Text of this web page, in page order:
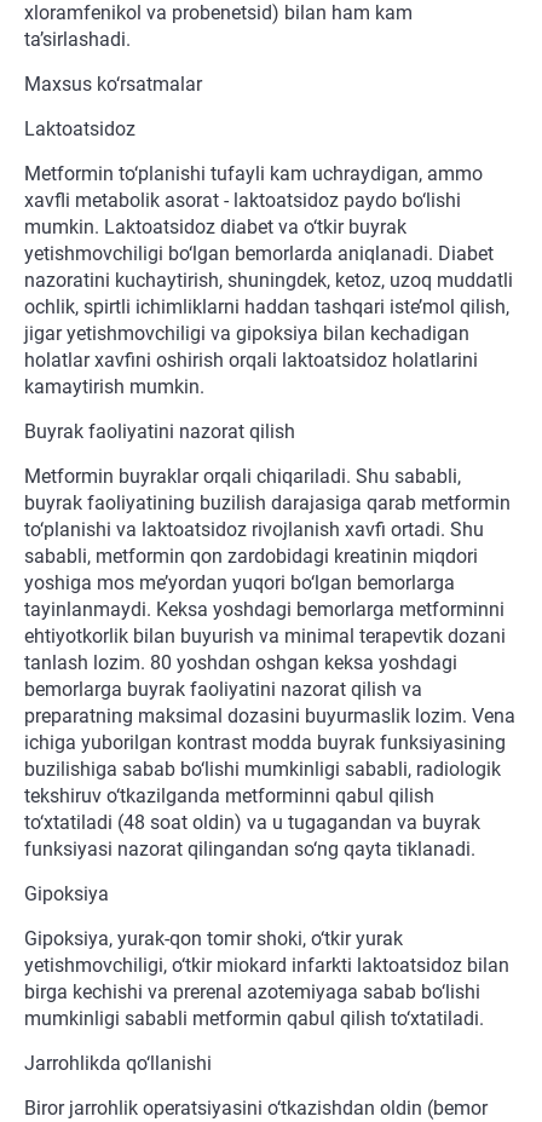
xloramfenikol va probenetsid) bilan ham kam
ta’sirlashadi.
Maxsus ko‘rsatmalar
Laktoatsidoz
Metformin to‘planishi tufayli kam uchraydigan, ammo
xavfli metabolik asorat - laktoatsidoz paydo bo‘lishi
mumkin. Laktoatsidoz diabet va o‘tkir buyrak
yetishmovchiligi bo‘lgan bemorlarda aniqlanadi. Diabet
nazoratini kuchaytirish, shuningdek, ketoz, uzoq muddatli
ochlik, spirtli ichimliklarni haddan tashqari iste’mol qilish,
jigar yetishmovchiligi va gipoksiya bilan kechadigan
holatlar xavfini oshirish orqali laktoatsidoz holatlarini
kamaytirish mumkin.
Buyrak faoliyatini nazorat qilish
Metformin buyraklar orqali chiqariladi. Shu sababli,
buyrak faoliyatining buzilish darajasiga qarab metformin
to‘planishi va laktoatsidoz rivojlanish xavfi ortadi. Shu
sababli, metformin qon zardobidagi kreatinin miqdori
yoshiga mos me’yordan yuqori bo‘lgan bemorlarga
tayinlanmaydi. Keksa yoshdagi bemorlarga metforminni
ehtiyotkorlik bilan buyurish va minimal terapevtik dozani
tanlash lozim. 80 yoshdan oshgan keksa yoshdagi
bemorlarga buyrak faoliyatini nazorat qilish va
preparatning maksimal dozasini buyurmaslik lozim. Vena
ichiga yuborilgan kontrast modda buyrak funksiyasining
buzilishiga sabab bo‘lishi mumkinligi sababli, radiologik
tekshiruv o‘tkazilganda metforminni qabul qilish
to‘xtatiladi (48 soat oldin) va u tugagandan va buyrak
funksiyasi nazorat qilingandan so‘ng qayta tiklanadi.
Gipoksiya
Gipoksiya, yurak-qon tomir shoki, o‘tkir yurak
yetishmovchiligi, o‘tkir miokard infarkti laktoatsidoz bilan
birga kechishi va prerenal azotemiyaga sabab bo‘lishi
mumkinligi sababli metformin qabul qilish to‘xtatiladi.
Jarrohlikda qo‘llanishi
Biror jarrohlik operatsiyasini o‘tkazishdan oldin (bemor